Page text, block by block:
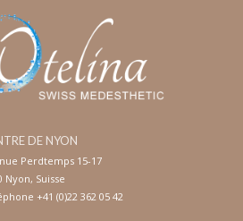
DE NYON
Perdtemps 15-17
Nyon, Suisse
+41 (0)22 362 05 42